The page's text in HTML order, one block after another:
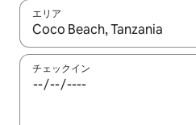
エリア
検索結果が表示されたら、上
チェックイン